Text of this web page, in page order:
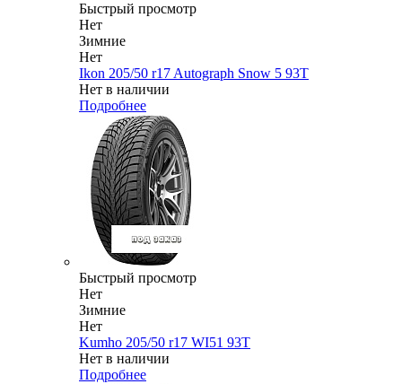
Быстрый просмотр
Нет
Зимние
Нет
Ikon 205/50 r17 Autograph Snow 5 93T
Нет в наличии
Подробнее
Быстрый просмотр
Нет
Зимние
Нет
Kumho 205/50 r17 WI51 93T
Нет в наличии
Подробнее